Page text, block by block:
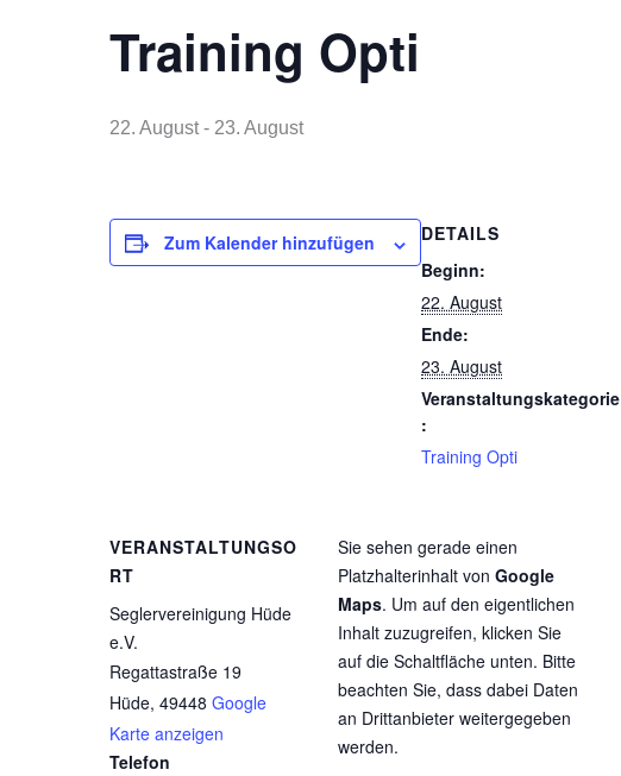
Training Opti
22. August- 23. August
Zum Kalender hinzufügen
DETAILS
Beginn:
22. August
Ende:
23. August
Veranstaltungskategorie
:
Training Opti
VERANSTALTUNGSO
RT
Seglervereinigung Hüde
e.V.
Regattastraße 19
Hüde, 49448 Google
Karte anzeigen
Telefon
Sie sehen gerade einen
Platzhalterinhalt von Google
Maps. Um auf den eigentlichen
Inhalt zuzugreifen, klicken Sie
auf die Schaltfläche unten. Bitte
beachten Sie, dass dabei Daten
an Drittanbieter weitergegeben
werden.